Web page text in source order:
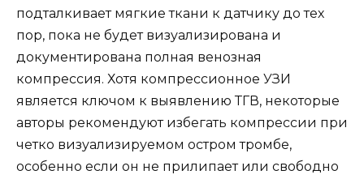
подталкивает мягкие ткани к датчику до тех
пор, пока не будет визуализирована и
документирована полная венозная
компрессия. Хотя компрессионное УЗИ
является ключом к выявлению ТГВ, некоторые
авторы рекомендуют избегать компрессии при
четко визуализируемом остром тромбе,
особенно если он не прилипает или свободно